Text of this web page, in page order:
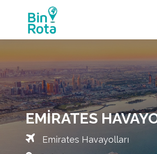
EMIRATES
Emirates Havayolları